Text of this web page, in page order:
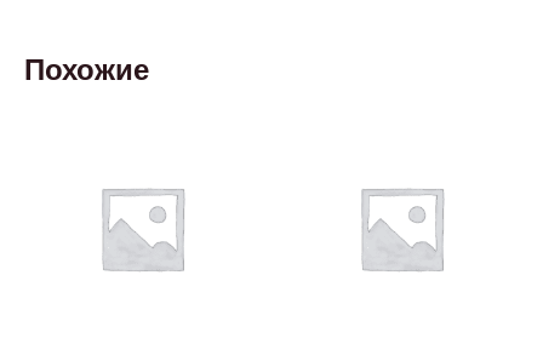
Похожие